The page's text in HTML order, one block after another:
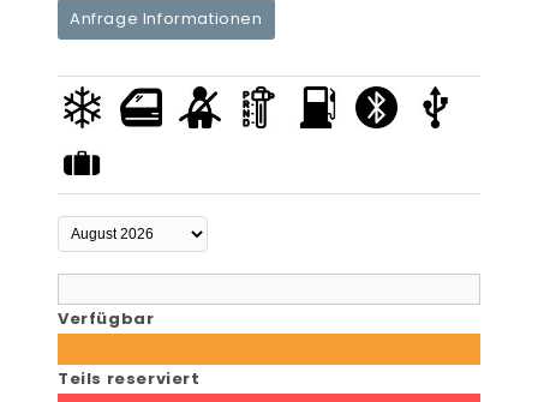
Anfrage Informationen
Verfügbar
Teils reserviert